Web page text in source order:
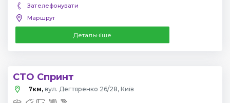
Зателефонувати
Маршрут
Детальніше
СТО Спринт
7км, вул. Дегтяренко 26/28, Київ